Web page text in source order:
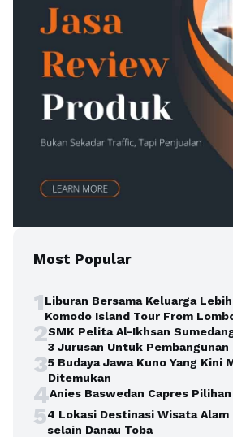
Most Popular
1Liburan Bersama Keluarga
Komodo Island Tour From
2SMK Pelita Al-Ikhsan
3 Jurusan Untuk
35 Budaya Jawa Kuno Yang Kini
Ditemukan
4Anies Baswedan Capres Pilihan
54 Lokasi Destinasi Wisata
selain Danau Toba